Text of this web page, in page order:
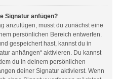
Signatur anfügen?
anzufügen, musst du zunächst eine
persönlichen Bereich entwerfen.
gespeichert hast, kannst du in
anhängen“ aktivieren. Du kannst
du in deinem persönlichen
deiner Signatur aktivierst. Wenn